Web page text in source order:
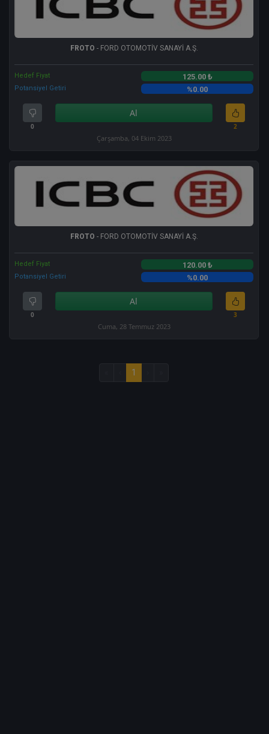
FROTO - FORD OTOMOTİV SANAYİ A.Ş.
Hedef Fiyat 125.00 ₺
Potansiyel Getiri %0.00
0
Al
2
Çarşamba, 04 Ekim 2023
FROTO - FORD OTOMOTİV SANAYİ A.Ş.
Hedef Fiyat 120.00 ₺
Potansiyel Getiri %0.00
0
Al
3
Cuma, 28 Temmuz 2023
1